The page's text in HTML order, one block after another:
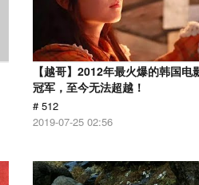
【越哥】2012年最火爆的韩国电
冠军，至今无法超越！
# 512
2019-07-25 02:56